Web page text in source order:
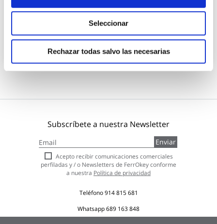
Seleccionar
Rechazar todas salvo las necesarias
29,45 €
Añadir al carrito
Subscríbete a nuestra Newsletter
a
nuestro
boletín
de
Enviar
Acepto recibir comunicaciones comerciales
perfiladas y / o Newsletters de FerrOkey conforme
a nuestra Política de privacidad
Teléfono914 815 681
Whatsapp689 163 848